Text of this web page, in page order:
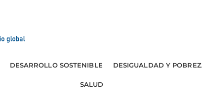
DESARROLLO SOSTENIBLE DESIGUALDAD Y
SALUD